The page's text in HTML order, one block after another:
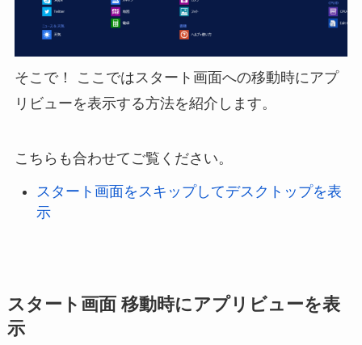
そこで！ ここではスタート画面への移動時にアプ
リビューを表示する方法を紹介します。
こちらも合わせてご覧ください。
スタート画面をスキップしてデスクトップを表
示
スタート画面 移動時にアプリビューを表
示